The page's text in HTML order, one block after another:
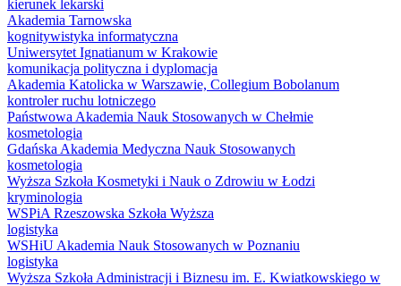
kierunek lekarski
Akademia Tarnowska
kognitywistyka informatyczna
Uniwersytet Ignatianum w Krakowie
komunikacja polityczna i dyplomacja
Akademia Katolicka w Warszawie, Collegium Bobolanum
kontroler ruchu lotniczego
Państwowa Akademia Nauk Stosowanych w Chełmie
kosmetologia
Gdańska Akademia Medyczna Nauk Stosowanych
kosmetologia
Wyższa Szkoła Kosmetyki i Nauk o Zdrowiu w Łodzi
kryminologia
WSPiA Rzeszowska Szkoła Wyższa
logistyka
WSHiU Akademia Nauk Stosowanych w Poznaniu
logistyka
Wyższa Szkoła Administracji i Biznesu im. E. Kwiatkowskiego w